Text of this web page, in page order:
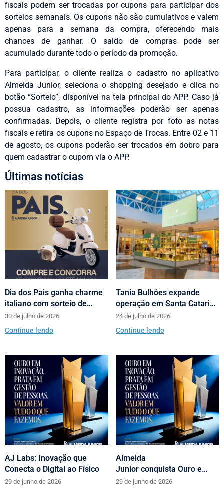
fiscais podem ser trocadas por cupons para participar dos
sorteios semanais. Os cupons não são cumulativos e valem
apenas para a semana da compra, oferecendo mais
chances de ganhar. O saldo de compras pode ser
acumulado durante todo o período da promoção.
Para participar, o cliente realiza o cadastro no aplicativo
Almeida Junior, seleciona o shopping desejado e clica no
botão “Sorteio”, disponível na tela principal do APP. Caso já
possua cadastro, as informações poderão ser apenas
confirmadas. Depois, o cliente registra por foto as notas
fiscais e retira os cupons no Espaço de Trocas. Entre 02 e 11
de agosto, os cupons poderão ser trocados em dobro para
quem cadastrar o cupom via o APP.
Últimas notícias
Dia dos Pais ganha charme
italiano com sorteio de
scooters Motorino pela
Almeida Junior
30 de julho de 2026
Continue lendo
Tania Bulhões expande
operação em Santa Catarina
com loja no Neumarkt
Shopping
24 de julho de 2026
Continue lendo
AJ Labs: Inovação que
Conecta o Digital ao Físico
29 de junho de 2026
Almeida
Junior conquista Ouro e
Prata no Prêmio Abrasce
29 de junho de 2026